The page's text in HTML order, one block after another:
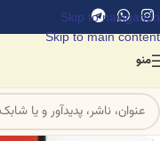
Skip to navigation
Skip to main content
منو